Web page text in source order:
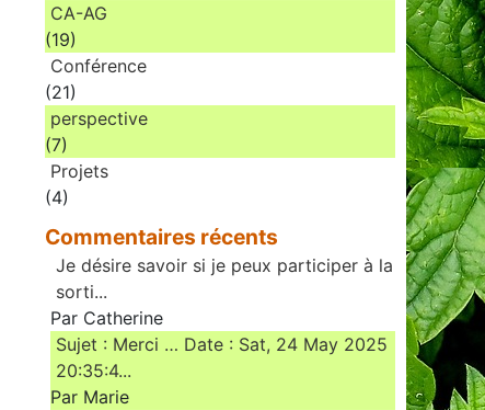
CA-AG
(19)
Conférence
(21)
perspective
(7)
Projets
(4)
Commentaires récents
Je désire savoir si je peux participer à la
sorti...
Par Catherine
Sujet : Merci … Date : Sat, 24 May 2025
20:35:4...
Par Marie